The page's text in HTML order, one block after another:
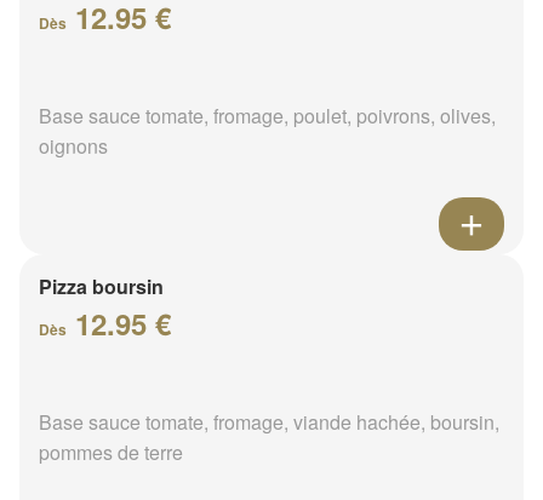
Dès 12.95 €
Base sauce tomate, fromage, poulet, poivrons, olives,
oignons
Pizza boursin
Dès 12.95 €
Base sauce tomate, fromage, viande hachée, boursin,
pommes de terre